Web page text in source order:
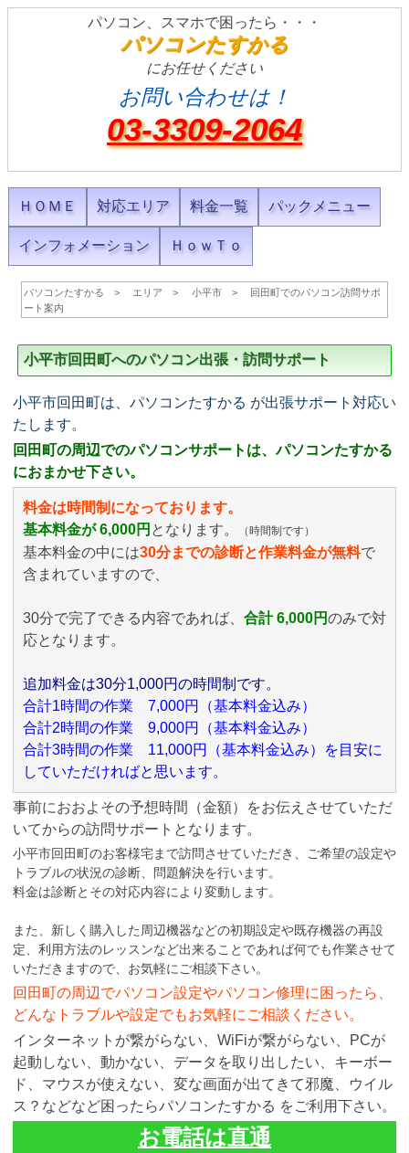
パソコン、スマホで困ったら・・・
パソコンたすかる
にお任せください
お問い合わせは！
03-3309-2064
ＨＯＭＥ 対応エリア 料金一覧 パックメニュー
インフォメーション ＨｏｗＴｏ
パソコンたすかる エリア 小平市
回田町でのパソコン訪問サポ
ート案内
小平市回田町へのパソコン出張・訪問サポート
小平市回田町は、パソコンたすかる が出張サポート対応い
たします。
回田町の周辺でのパソコンサポートは、パソコンたすかる
におまかせ下さい。
料金は時間制になっております。
基本料金が 6,000円 となります。 （時間制です）
基本料金の中には30分までの診断と作業料金が無料で
含まれていますので、
30分で完了できる内容であれば、 合計 6,000円のみで対
応となります。
追加料金は30分1,000円の時間制です。
合計1時間の作業 7,000円（基本料金込み）
合計2時間の作業 9,000円（基本料金込み）
合計3時間の作業 11,000円（基本料金込み）を目安に
していただければと思います。
事前におおよその予想時間（金額）をお伝えさせていただ
いてからの訪問サポートとなります。
小平市回田町のお客様宅まで訪問させていただき、ご希望の設定や
トラブルの状況の診断、問題解決を行います。
料金は診断とその対応内容により変動します。
また、新しく購入した周辺機器などの初期設定や既存機器の再設
定、利用方法のレッスンなど出来ることであれば何でも作業させて
いただきますので、お気軽にご相談下さい。
回田町の周辺でパソコン設定やパソコン修理に困ったら、
どんなトラブルや設定でもお気軽にご相談ください。
インターネットが繋がらない、WiFiが繋がらない、PCが
起動しない、動かない、データを取り出したい、キーボー
ド、マウスが使えない、変な画面が出てきて邪魔、ウイル
ス？などなど困ったらパソコンたすかる をご利用下さい。
お電話は直通